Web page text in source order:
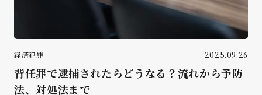
経済犯罪 2025.09.26
背任罪で逮捕されたらどうなる？流れから予防
法、対処法まで